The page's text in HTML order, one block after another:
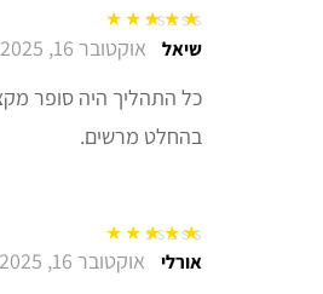
דורג5מתוך 5שיאל אוקטובר 16, 2025
כל התהליך היה סופר
בהחלט מרשים.
דורג5מתוך 5אורלי אוקטובר 16, 2025